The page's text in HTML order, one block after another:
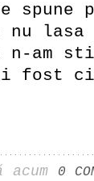
spune
lasa
am
fost
acum 0